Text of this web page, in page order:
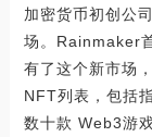
加密货币初创公
场。Rainmaker
有了这个新市场
NFT列表，包括
数十款 Web3游